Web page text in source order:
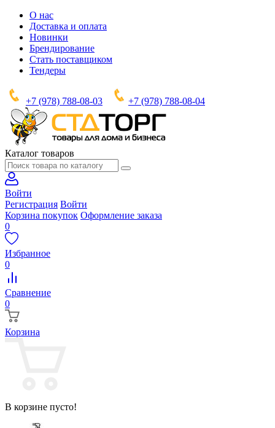
О нас
Доставка и оплата
Новинки
Брендирование
Стать поставщиком
Тендеры
+7 (978) 788-08-03 +7 (978) 788-08-04
Каталог товаров
Войти
Регистрация Войти
Корзина покупок Оформление заказа
0
Избранное
0
Сравнение
0
Корзина
В корзине пусто!